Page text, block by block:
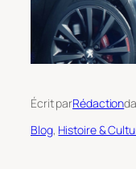
Écrit parRédaction
Blog, Histoire &